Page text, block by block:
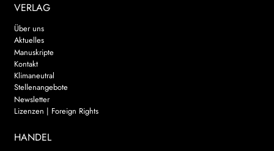
VERLAG
Über uns
Aktuelles
Manuskripte
Kontakt
Klimaneutral
Stellenangebote
Newsletter
Lizenzen | Foreign Rights
HANDEL